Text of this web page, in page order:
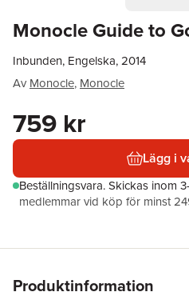
Monocle Guide to
Inbunden, Engelska, 2014
Av Monocle, Monocle
759 kr
Lägg i
Beställningsvara.Skickas inom
medlemmar vid köp för minst
Produktinformation